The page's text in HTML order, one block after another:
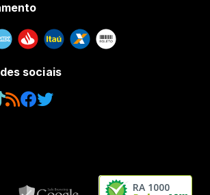
sociais
RA 1000